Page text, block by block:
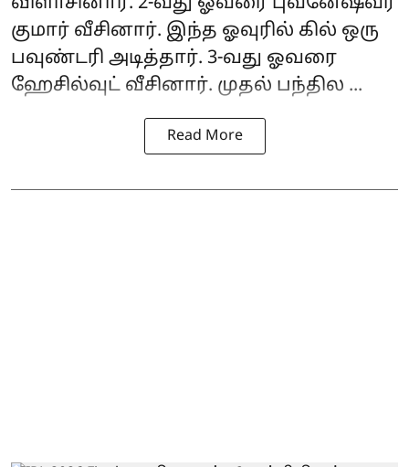
குமார் வீசினார். இந்த ஓவுரில் கில் ஒரு
பவுண்டரி அடித்தார். 3-வது ஓவரை
ஹேசில்வுட் வீசினார். முதல் பந்தில ...
Read More